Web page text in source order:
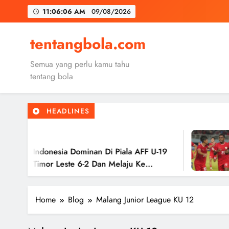
11:06:07 AM 09/08/2026
Malang
Malang
tentangbola.com
Semua yang perlu kamu tahu
tentang bola
HEADLINES
Dominan Di Piala AFF U-19
Leste 6-2 Dan Melaju Ke
2
Ke
Home Blog Malang Junior League KU 12